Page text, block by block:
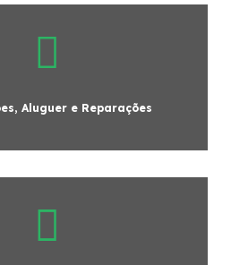

Aluguer e Reparações
